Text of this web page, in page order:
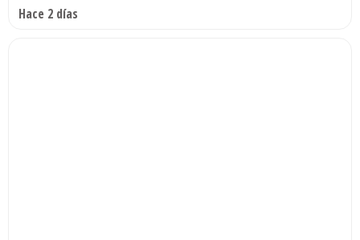
Hace 2 días